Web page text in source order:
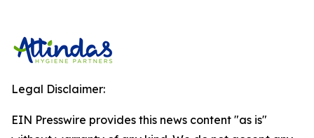
Legal Disclaimer:
EIN Presswire provides this news content "as is"